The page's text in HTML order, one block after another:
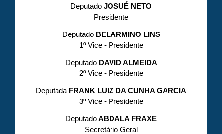
Deputado JOSUÉ NETO
Presidente
DeputadoBELARMINO LINS
1º Vice - Presidente
DeputadoDAVID ALMEIDA
2º Vice - Presidente
Deputada FRANK LUIZ DA CUNHA GARCIA
3º Vice - Presidente
DeputadoABDALA FRAXE
Secretário Geral